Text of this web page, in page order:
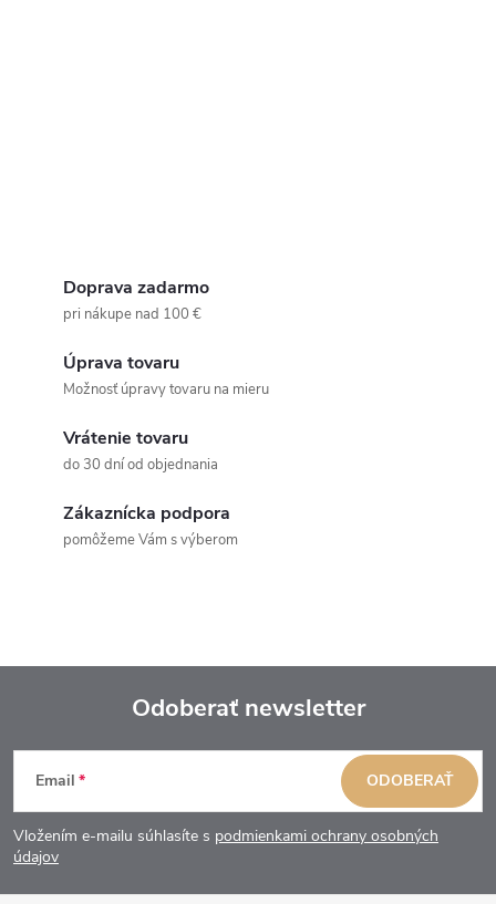
Doprava zadarmo
pri nákupe nad 100 €
Úprava tovaru
Možnosť úpravy tovaru na mieru
Vrátenie tovaru
do 30 dní od objednania
Zákaznícka podpora
pomôžeme Vám s výberom
Z
á
p
Odoberať newsletter
Email
Vložením e-mailu súhlasíte s podmienkami ochrany osobných
údajov
ODOBERAŤ